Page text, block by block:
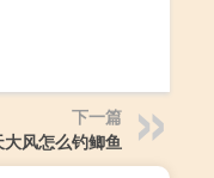
下一篇
大风怎么钓鲫鱼